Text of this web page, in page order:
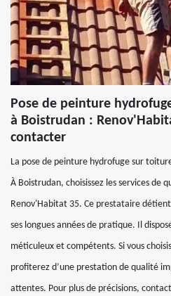
Pose de peinture
à Boistrudan :
contacter
La pose de peinture hydrofuge sur
À Boistrudan, choisissez les services de
Renov'Habitat 35. Ce prestataire
ses longues années de pratique. Il
méticuleux et compétents. Si vous
profiterez d’une prestation de qualité
attentes. Pour plus de précisions,